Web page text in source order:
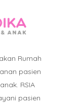
Rumah
pasien
RSIA
pasien